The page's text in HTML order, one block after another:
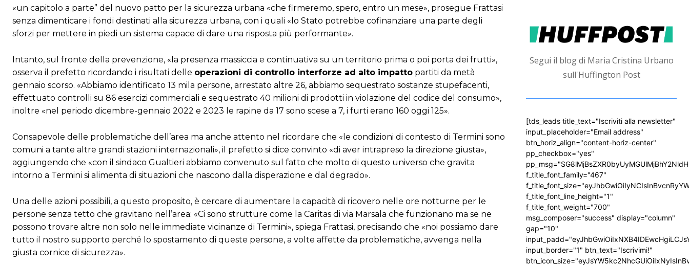
«un capitolo a parte” del nuovo patto per la sicurezza urbana «che firmeremo, spero, entro un mese», prosegue Frattasi
senza dimenticare i fondi destinati alla sicurezza urbana, con i quali «lo Stato potrebbe cofinanziare una parte degli
sforzi per mettere in piedi un sistema capace di dare una risposta più performante».
Intanto, sul fronte della prevenzione, «la presenza massiccia e continuativa su un territorio prima o poi porta dei frutti»,
osserva il prefetto ricordando i risultati delle operazioni di controllo interforze ad alto impatto partiti da metà
gennaio scorso. «Abbiamo identificato 13 mila persone, arrestato altre 26, abbiamo sequestrato sostanze stupefacenti,
effettuato controlli su 86 esercizi commerciali e sequestrato 40 milioni di prodotti in violazione del codice del consumo»,
inoltre «nel periodo dicembre-gennaio 2022 e 2023 le rapine da 17 sono scese a 7, i furti erano 160 oggi 125».
Consapevole delle problematiche dell’area ma anche attento nel ricordare che «le condizioni di contesto di Termini sono
comuni a tante altre grandi stazioni internazionali», il prefetto si dice convinto «di aver intrapreso la direzione giusta»,
aggiungendo che «con il sindaco Gualtieri abbiamo convenuto sul fatto che molto di questo universo che gravita
intorno a Termini si alimenta di situazioni che nascono dalla disperazione e dal degrado».
Una delle azioni possibili, a questo proposito, è cercare di aumentare la capacità di ricovero nelle ore notturne per le
persone senza tetto che gravitano nell’area: «Ci sono strutture come la Caritas di via Marsala che funzionano ma se ne
possono trovare altre non solo nelle immediate vicinanze di Termini», spiega Frattasi, precisando che «noi possiamo dare
tutto il nostro supporto perché lo spostamento di queste persone, a volte affette da problematiche, avvenga nella
giusta cornice di sicurezza».
Segui il blog di Maria Cristina Urbano
sull'Huffington Post
[tds_leads title_text="Iscriviti alla newsletter"
input_placeholder="Email address"
btn_horiz_align="content-horiz-center"
pp_checkbox="yes"
f_title_font_family="467"
f_title_font_line_height="1"
f_title_font_weight="700"
msg_composer="success" display="column"
gap="10"
input_border="1" btn_text="Iscrivimi!"